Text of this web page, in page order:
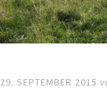
29. SEPTEMBER 2015